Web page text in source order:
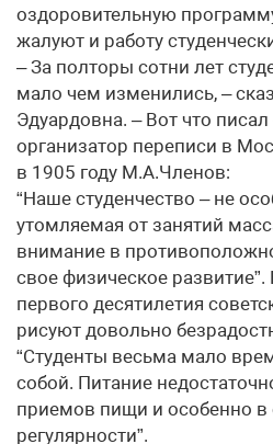
оздоровительную
жалуют и работу
– За полторы сотни лет
мало чем изменились, –
Эдуардовна. – Вот что писал
организатор переписи в
в 1905 году М.А.Членов:
“Наше студенчество – не
утомляемая от занятий
внимание в
свое физическое
первого десятилетия
рисуют довольно
“Студенты весьма мало
собой. Питание
приемов пищи и особенно
регулярности”.